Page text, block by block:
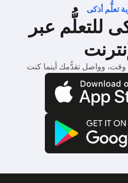
تعلُّم أذكى
للتعلُّم عبر
وواصل تقدُّمك أينما كنت